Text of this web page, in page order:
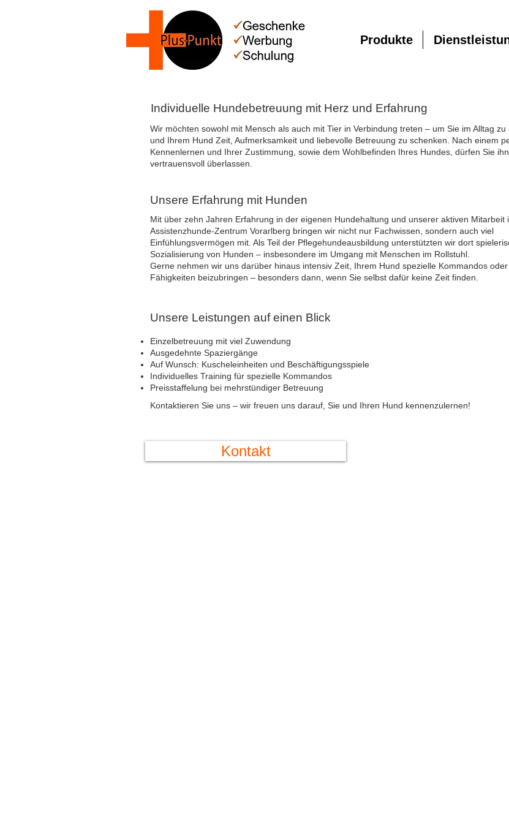
Produkte
Individuelle Hundebetreuung mit Herz und Erfahrung
Wir möchten sowohl mit Mensch als auch mit Tier in Verbindung treten – um Sie im Alltag zu
und Ihrem Hund Zeit, Aufmerksamkeit und liebevolle Betreuung zu schenken. Nach einem
Kennenlernen und Ihrer Zustimmung, sowie dem Wohlbefinden Ihres Hundes, dürfen Sie
vertrauensvoll überlassen.
Unsere Erfahrung mit Hunden
Mit über zehn Jahren Erfahrung in der eigenen Hundehaltung und unserer aktiven Mitarbeit
Assistenzhunde-Zentrum Vorarlberg bringen wir nicht nur Fachwissen, sondern auch viel
Einfühlungsvermögen mit. Als Teil der Pflegehundeausbildung unterstützten wir dort
Sozialisierung von Hunden – insbesondere im Umgang mit Menschen im Rollstuhl.
Gerne nehmen wir uns darüber hinaus intensiv Zeit, Ihrem Hund spezielle Kommandos oder
Fähigkeiten beizubringen – besonders dann, wenn Sie selbst dafür keine Zeit finden.
Unsere Leistungen auf einen Blick
Einzelbetreuung mit viel Zuwendung
Ausgedehnte Spaziergänge
Auf Wunsch: Kuscheleinheiten und Beschäftigungsspiele
Individuelles Training für spezielle Kommandos
Preisstaffelung bei mehrstündiger Betreuung
Kontakt
Kontaktieren Sie uns – wir freuen uns darauf, Sie und Ihren Hund kennenzulernen!​